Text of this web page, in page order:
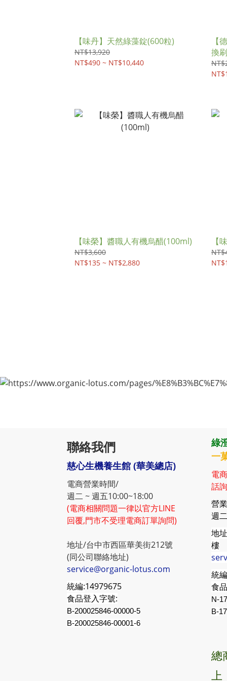
【味丹】天然綠藻錠(600粒)
NT$13,920
NT$490 ~ NT$10,440
【
換
【味榮】醬職人有機烏醋(100ml)
NT$3,600
NT$135 ~ NT$2,880
【
聯絡我們
慈心生機養生館 (華美總店)
電商營業時間/
週二 ~ 週五10:00~18:00
(電商相關問題一律以官方LINE
回覆,門市不受理電商訂單詢問)
地址/台中市西區華美街212號
(同公司聯絡地址)
service@organic-lotus.com
統編:14979675
食品登入字號:
B-200025846-00000-5
B-200025846-00001-6
綠
一
電
話
營
週
地
樓
統
食
N-
B-
總
上